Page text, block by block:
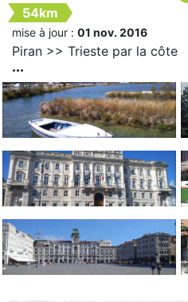
54km
mise à jour : 01 nov. 2016
Piran >> Trieste par la côte